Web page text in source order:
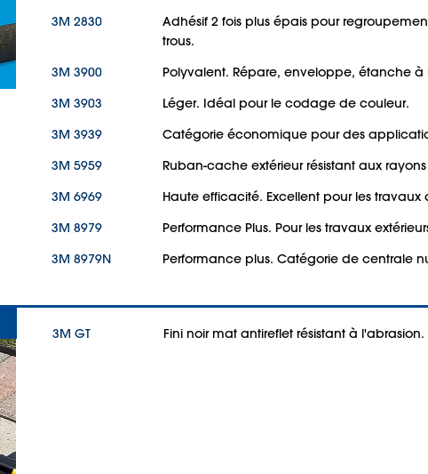
3M 2830
Adhésif 2 fois plus épais pour
trous.
3M 3900
Polyvalent. Répare, enveloppe, étanche à
3M 3903
Léger. Idéal pour le codage de couleur.
3M 3939
Catégorie économique pour des
3M 5959
Ruban-cache extérieur résistant aux rayons
3M 6969
Haute efficacité. Excellent pour les travaux
3M 8979
Performance Plus. Pour les travaux
3M 8979N
Performance plus. Catégorie de centrale
3M GT Fini noir mat antireflet résistant à l'abrasion.